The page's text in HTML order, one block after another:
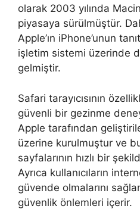
olarak 2003 yılında
piyasaya sürülmüştür.
Apple’ın iPhone’unun
işletim sistemi üzerinde
gelmiştir.
Safari tarayıcısının
güvenli bir gezinme
Apple tarafından
üzerine kurulmuştur ve
sayfalarının hızlı bir
Ayrıca kullanıcıların
güvende olmalarını
güvenlik önlemleri içerir.